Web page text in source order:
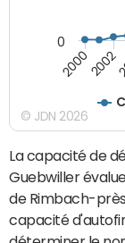
20002002
0
© JDN 2026
La capacité de
Guebwiller
de Rimbach-
capacité